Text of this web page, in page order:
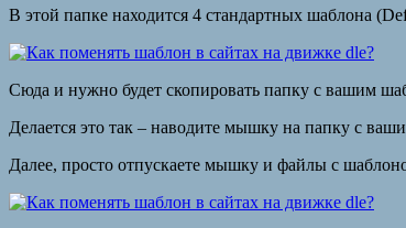
В этой папке находится 4 стандартных шаблона
Сюда и нужно будет скопировать папку с вашим
Делается это так – наводите мышку на папку с
Далее, просто отпускаете мышку и файлы с